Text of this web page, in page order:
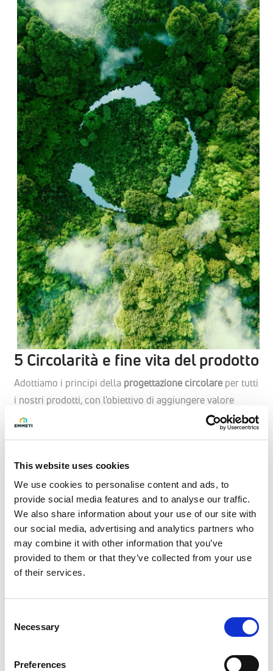
This website uses cookies
We use cookies to personalise content and ads, to
provide social media features and to analyse our traffic.
We also share information about your use of our site with
our social media, advertising and analytics partners who
may combine it with other information that you’ve
provided to them or that they’ve collected from your use
of their services.
Selection
Necessary
Preferences
5 Circolarità e fine vita del prodotto
Adottiamo i principi della progettazione circolareper tutti
i nostri prodotti, con l'obiettivo di aggiungere valore
sostenibile e duraturo nel tempo.
Investiamo costantemente nello sviluppo di nuove
vita utile.
Persone
Emmeti è molto più dei prodotti che realizziamo e delle
soluzioni per il comfort climatico che offriamo.
nostre persone: sono loro il cuore pulsante del nostro
I nostri 4 impegni per le Persone